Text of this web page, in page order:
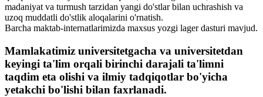
madaniyat va turmush tarzidan yangi do'stlar bilan uchrashish va
uzoq muddatli do'stlik aloqalarini o'rnatish.
Barcha maktab-internatlarimizda maxsus yozgi lager dasturi mavjud.
Mamlakatimiz universitetgacha va universitetdan
keyingi ta'lim orqali birinchi darajali ta'limni
taqdim eta olishi va ilmiy tadqiqotlar bo'yicha
yetakchi bo'lishi bilan faxrlanadi.